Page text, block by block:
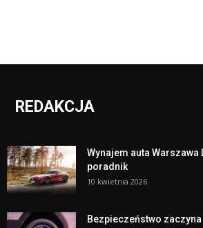
REDAKCJA
Wynajem auta Warszawa
poradnik
10 kwietnia 2026
Bezpieczeństwo